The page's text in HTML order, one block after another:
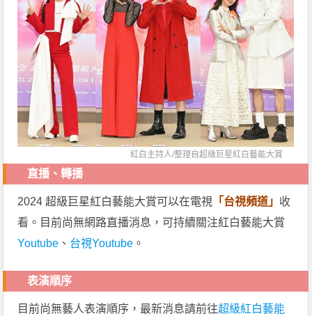
紅白主持人/整理自超級巨星紅白藝能大賞
直播、轉播
2024 超級巨星紅白藝能大賞可以在電視 「台視頻道」 收
看。目前尚無網路直播消息，可持續關注紅白藝能大賞
Youtube 、 台視Youtube 。
表演順序
目前尚無藝人表演順序，最新消息請前往超級紅白藝能